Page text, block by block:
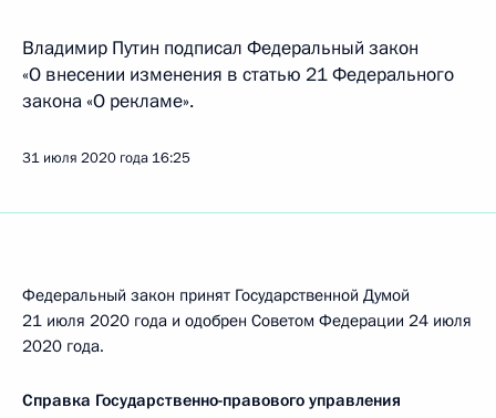
Владимир Путин подписал Федеральный закон
«О внесении изменения в статью 21 Федерального
закона «О рекламе».
31 июля 2020 года 16:25
Федеральный закон принят Государственной Думой
21 июля 2020 года и одобрен Советом Федерации 24 июля
2020 года.
Справка Государственно-правового управления